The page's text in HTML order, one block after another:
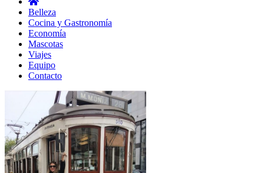
Belleza
Cocina y Gastronomía
Economía
Mascotas
Viajes
Equipo
Contacto